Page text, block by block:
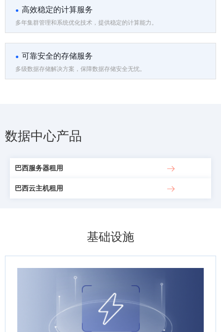
高效稳定的计算服务
多年集群管理和系统优化技术，提供稳定的计算能力。
可靠安全的存储服务
多级数据存储解决方案，保障数据存储安全无忧。
数据中心产品
巴西服务器租用
巴西云主机租用
基础设施